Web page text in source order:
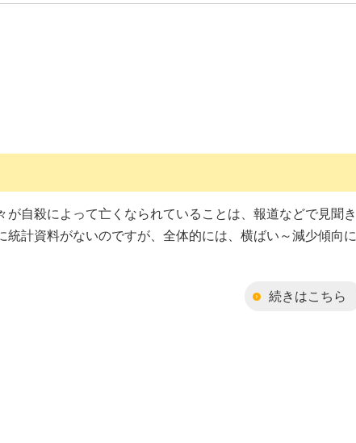
自殺によって亡くなられていることは、報道などで見聞き
計資料がないのですが、全体的には、横ばい～減少傾向に
続きはこちら